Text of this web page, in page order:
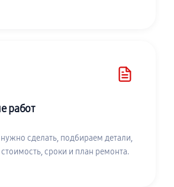
работ
сделать, подбираем детали,
сроки и план ремонта.